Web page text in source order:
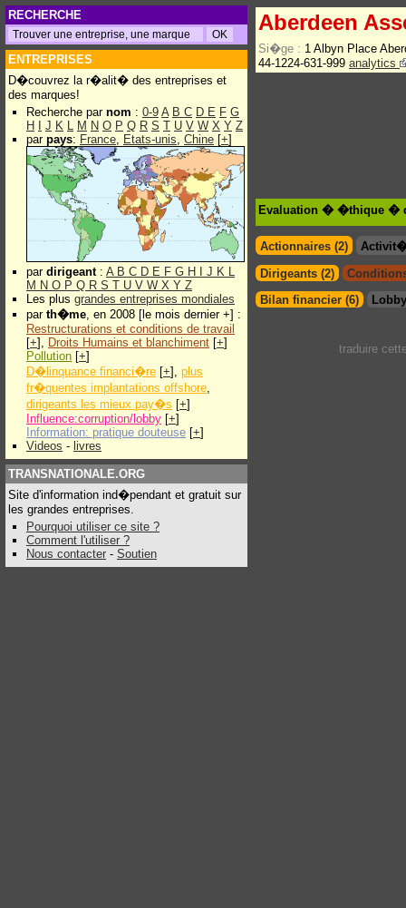
RECHERCHE
ENTREPRISES
D�couvrez la r�alit� des entreprises et
des marques!
Recherche par nom : 0-9 A B C D E F G
H
J K L M N O P Q R S T U V W X Y Z
par pays: France, Etats-unis, Chine [+]
par dirigeant: A B C D E F G H J K L
M N O P Q R S T U V W X Y Z
Les plus grandes entreprises mondiales
par th�me, en 2008 [le mois dernier +] :
Restructurations et conditions de travail
[+], Droits Humains et blanchiment [+]
Pollution [+]
D�linquance financi�re [+], plus
fr�quentes implantations offshore,
dirigeants les mieux pay�s [+]
Influence:corruption/lobby [+]
Information: pratique douteuse [+]
Videos - livres
TRANSNATIONALE.ORG
Site d'information ind�pendant et gratuit sur
les grandes entreprises.
Pourquoi utiliser ce site ?
Comment l'utiliser ?
Nous contacter - Soutien
Aberdeen
Si�ge : 1 Albyn Place
44-1224-631-999 analytics
Evaluation � �thique �
Actionnaires (2)
Dirigeants (2)
Bilan financier (6)
traduire